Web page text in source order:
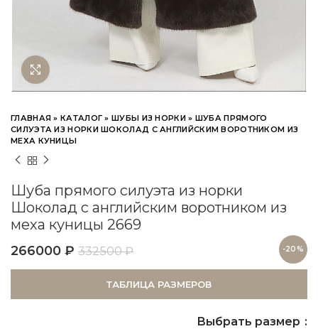
Нажмите чтобы увеличить
ГЛАВНАЯ »КАТАЛОГ »ШУБЫ ИЗ НОРКИ» ШУБА ПРЯМОГО
СИЛУЭТА ИЗ НОРКИ ШОКОЛАД С АНГЛИЙСКИМ ВОРОТНИКОМ ИЗ
МЕХА КУНИЦЫ
Шуба прямого силуэта из норки
Шоколад с английским воротником из
меха куницы 2669
266000 ₽ 332500₽ -20%
ТАБЛИЦА РАЗМЕРОВ
Выбрать размер